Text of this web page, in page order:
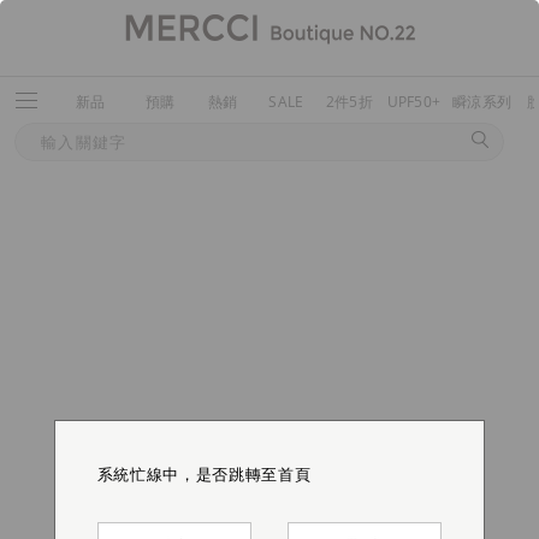
新品 預購 熱銷 SALE 2件5折 UPF50+ 瞬涼系列
系統忙線中，是否跳轉至首頁
系統忙線中，是否跳轉至首頁
系統忙線中，是否跳轉至首頁
系統忙線中，是否跳轉至首頁
系統忙線中，是否跳轉至首頁